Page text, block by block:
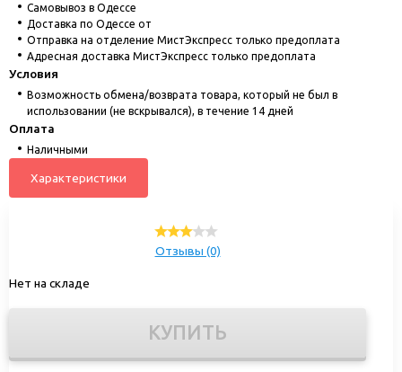
Cамовывоз в Одессе
Доставка по Одессе от
Отправка на отделение МистЭкспресс только предоплата
Адресная доставка МистЭкспресс только предоплата
Условия
Возможность обмена/возврата товара, который не был в
использовании (не вскрывался), в течение 14 дней
Оплата
Наличными
Характеристики
Отзывы (0)
Нет на складе
КУПИТЬ